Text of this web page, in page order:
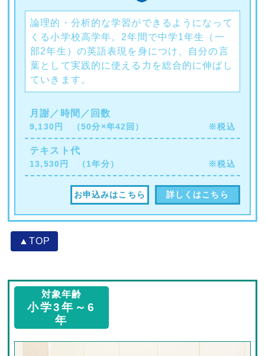
論理的・分析的な学習ができるようになって
くる小学校高学年。2年間で中学1年生（一
部2年生）の英語表現を身につけ、自分の言
葉として実践的に使える力を総合的に伸ばし
ていきます。
月謝／時間／回数
9,130円 （50分×年42回） ※税込
テキスト代
13,530円 （1年分） ※税込
詳しくはこちら
お申込みはこちら
▲TOP
対象年齢
小学3年～6
年